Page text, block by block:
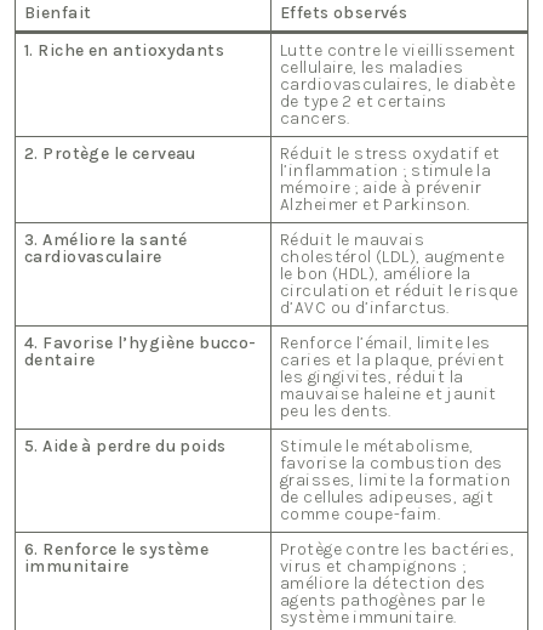
Bienfait
Effets observés
1. Riche en antioxydants
Lutte contre le vieillissement
cellulaire, les maladies
cardiovasculaires, le diabète
de type 2 et certains
cancers.
2. Protège le cerveau
Réduit le stress oxydatif et
l’inflammation ; stimule la
mémoire ; aide à prévenir
Alzheimer et Parkinson.
3. Améliore la santé
cardiovasculaire
Réduit le mauvais
cholestérol (LDL), augmente
le bon (HDL), améliore la
circulation et réduit le risque
d’AVC ou d’infarctus.
4. Favorise l’hygiène bucco-
dentaire
Renforce l’émail, limite les
caries et la plaque, prévient
les gingivites, réduit la
mauvaise haleine et jaunit
peu les dents.
5. Aide à perdre du poids
Stimule le métabolisme,
favorise la combustion des
graisses, limite la formation
de cellules adipeuses, agit
comme coupe-faim.
6. Renforce le système
immunitaire
Protège contre les bactéries,
virus et champignons ;
améliore la détection des
agents pathogènes par le
système immunitaire.